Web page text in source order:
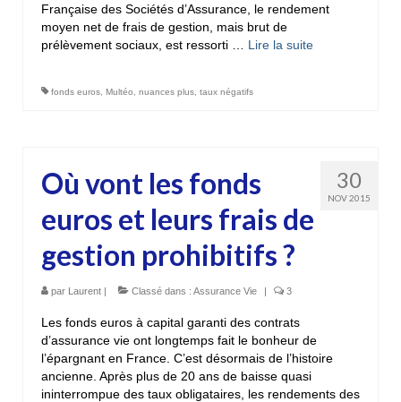
Française des Sociétés d’Assurance, le rendement
moyen net de frais de gestion, mais brut de
prélèvement sociaux, est ressorti … Lire la suite­­
fonds euros Multéo nuances plus taux négatifs
30
NOV 2015
Où vont les fonds
euros et leurs frais de
gestion prohibitifs ?
par Laurent | Classé dans : Assurance Vie | 3
Les fonds euros à capital garanti des contrats
d’assurance vie ont longtemps fait le bonheur de
l’épargnant en France. C’est désormais de l’histoire
ancienne. Après plus de 20 ans de baisse quasi
ininterrompue des taux obligataires, les rendements des